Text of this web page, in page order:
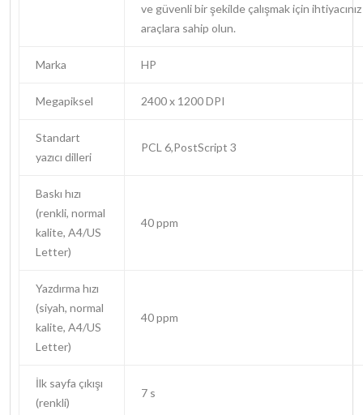
ve güvenli bir şekilde çalışmak için
araçlara sahip olun.
Marka HP
Megapiksel 2400 x 1200 DPI
Standart
yazıcı dilleri
PCL 6,PostScript 3
Baskı hızı
(renkli, normal
kalite, A4/US
Letter)
40 ppm
Yazdırma hızı
(siyah, normal
kalite, A4/US
Letter)
40 ppm
İlk sayfa çıkışı
(renkli)
7 s